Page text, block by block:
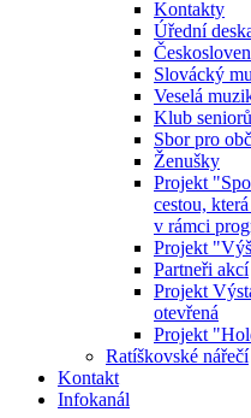
Kontakty
Úřední
Slovácký
Veselá
Klub seniorů
Sbor pro
Ženušky
Projekt
cestou,
v rámci
Projekt
Partneři akcí
Projekt
otevřená
Projekt
Ratíškovské nářečí
Kontakt
Infokanál